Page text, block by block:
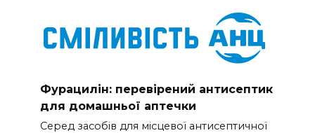
Фурацилін: перевірений антисептик
для домашньої аптечки
Серед засобів для місцевої антисептичної